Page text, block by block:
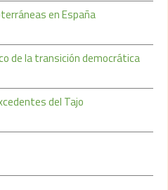
en España
de la transición democrática
del Tajo